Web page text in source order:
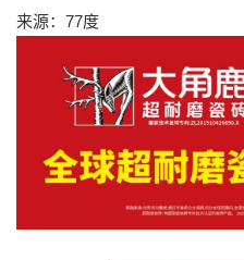
来源：77度